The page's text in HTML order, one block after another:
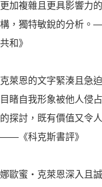
更加複雜且更具影響力
構，獨特敏銳的分析。
共和》
克萊恩的文字緊湊且急
目睹自我形象被他人侵
的探討，既有價值又令
——《科克斯書評》
娜歐蜜・克萊恩深入且